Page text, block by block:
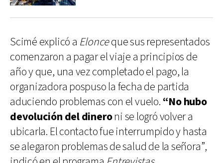
Scimé explicó a Elonceque sus representados
comenzaron a pagar el viaje a principios de
año y que, una vez completado el pago, la
organizadora pospuso la fecha de partida
aduciendo problemas con el vuelo. “No hubo
devolución del dineroni se logró volver a
ubicarla. El contacto fue interrumpido y hasta
se alegaron problemas de salud de la señora”,